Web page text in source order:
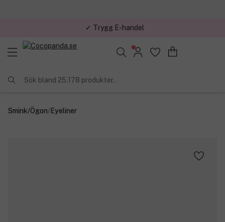
✓ Trygg E-handel
Sök bland 25.178 produkter..
Smink/Ögon/Eyeliner